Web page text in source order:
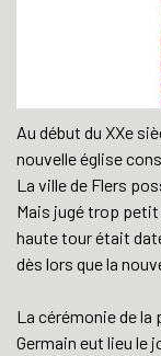
Au début du XXe
nouvelle église
La ville de Flers
Mais jugé trop
haute tour était
dès lors que la
La cérémonie de la
Germain eut lieu le